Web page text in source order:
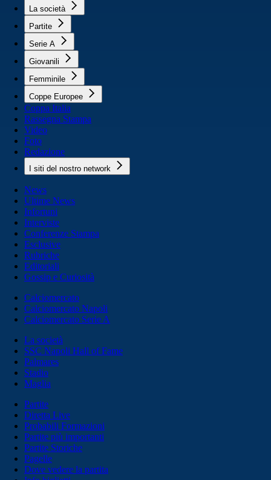
La società
Partite
Serie A
Giovanili
Femminile
Coppe Europee
Coppa Italia
Rassegna Stampa
Video
Foto
Redazione
I siti del nostro network
News
Ultime News
Infortuni
Interviste
Conferenze Stampa
Esclusive
Rubriche
Editoriali
Gossip e Curiosità
Calciomercato
Calciomercato Napoli
Calciomercato Serie A
La società
SSC Napoli Hall of Fame
Palmares
Stadio
Maglia
Partite
Diretta Live
Probabili Formazioni
Partite più importanti
Partite Storiche
Pagelle
Dove vedere la partita